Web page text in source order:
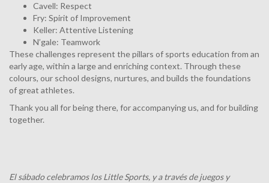
Cavell: Respect
Fry: Spirit of Improvement
Keller: Attentive Listening
N’gale: Teamwork
These challenges represent the pillars of sports education from an
early age, within a large and enriching context. Through these
colours, our school designs, nurtures, and builds the foundations
of great athletes.
Thank you all for being there, for accompanying us, and for building
together.
El sábado celebramos los Little Sports, y a través de juegos y